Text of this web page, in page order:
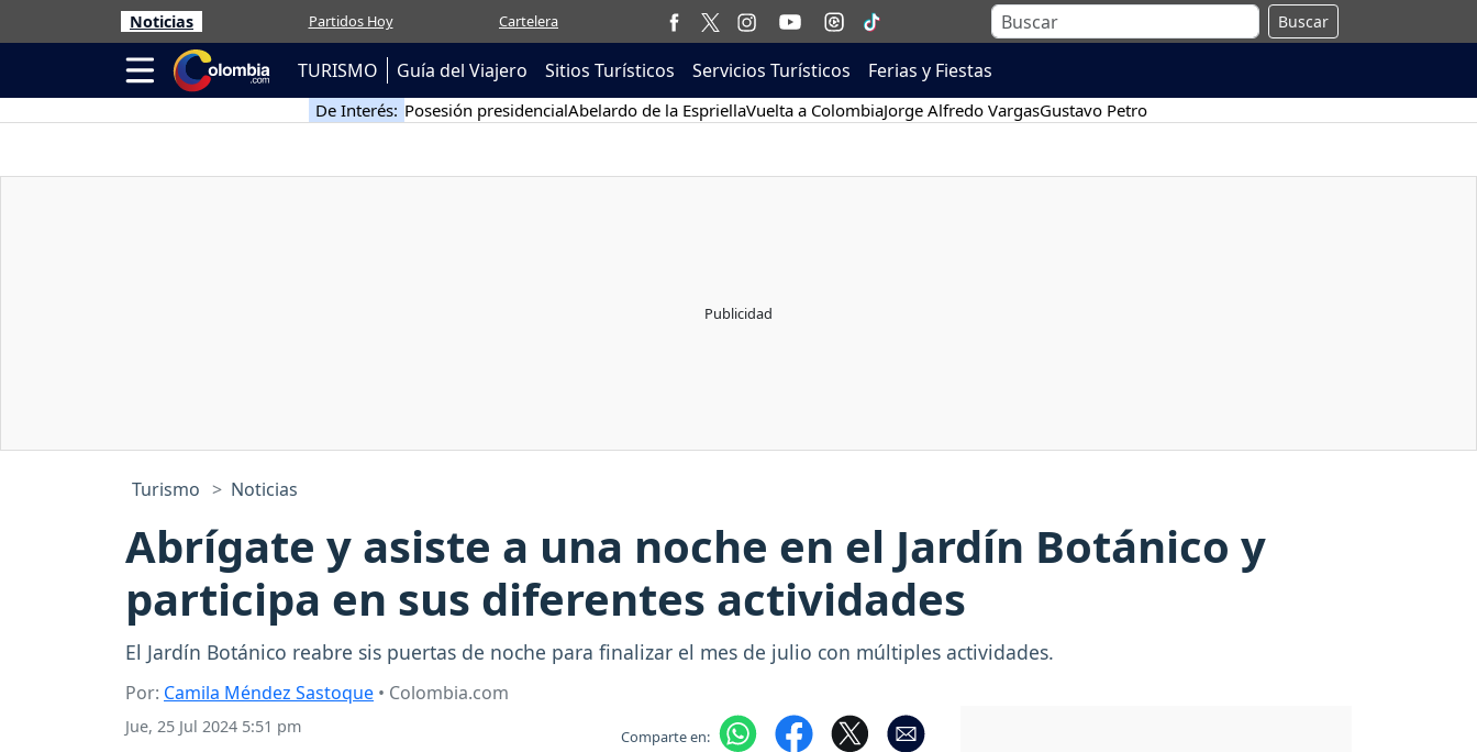
Noticias Partidos Hoy Cartelera Buscar
TURISMO Guía del Viajero Sitios Turísticos Servicios Turísticos Ferias y Fiestas
De Interés: Posesión presidencialAbelardo de la EspriellaVuelta a ColombiaJorge Alfredo VargasGustavo Petro
Turismo Noticias
Abrígate y asiste a una noche en el Jardín Botánico y
participa en sus diferentes actividades
El Jardín Botánico reabre sis puertas de noche para finalizar el mes de julio con múltiples actividades.
Por: Camila Méndez Sastoque • Colombia.com
Jue, 25 Jul 2024 5:51 pm Comparte en: